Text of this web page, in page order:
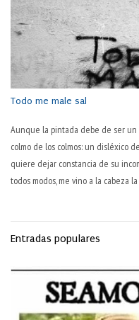
en esa guerra, Odiseo tarda otros
que era ni más ni menos que rey.
su esposa Penélope —prototipo
en su palacio a los pretendientes
dedicaban a consumir los bienes
Todo me male sal
Aunque la pintada debe de ser un
colmo de los colmos: un disléxico
quiere dejar constancia de su
todos modos, me vino a la cabeza
mismo. "No hago nada bien",
personas así. Dos, como mínimo.
autoestima baja) tienen las gafas
mal hecho. Pero no se da el
tan negado que en todo se
Entradas populares